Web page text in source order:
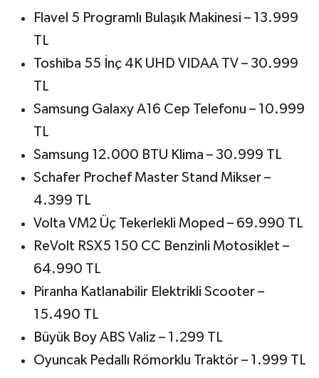
Flavel 5 Programlı Bulaşık Makinesi – 13.999
TL
Toshiba 55 İnç 4K UHD VIDAA TV – 30.999
TL
Samsung Galaxy A16 Cep Telefonu – 10.999
TL
Samsung 12.000 BTU Klima – 30.999 TL
Schafer Prochef Master Stand Mikser –
4.399 TL
Volta VM2 Üç Tekerlekli Moped – 69.990 TL
ReVolt RSX5 150 CC Benzinli Motosiklet –
64.990 TL
Piranha Katlanabilir Elektrikli Scooter –
15.490 TL
Büyük Boy ABS Valiz – 1.299 TL
Oyuncak Pedallı Römorklu Traktör – 1.999 TL